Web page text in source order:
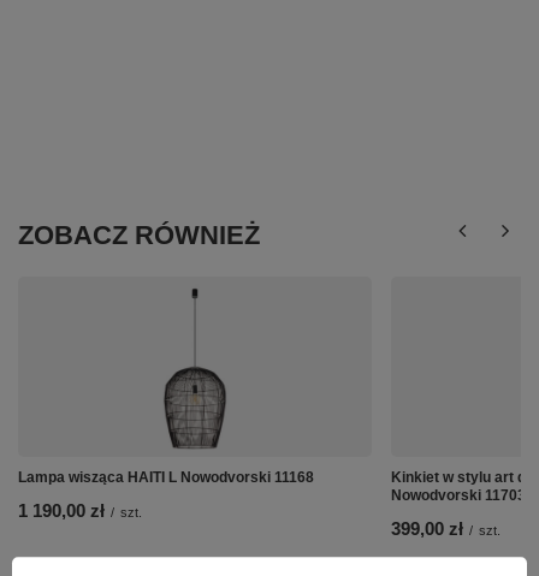
ZOBACZ RÓWNIEŻ
Lampa wisząca HAITI L Nowodvorski 11168
1 190,00 zł / szt.
Kinkiet w stylu art
Nowodvorski 11703
399,00 zł / szt.